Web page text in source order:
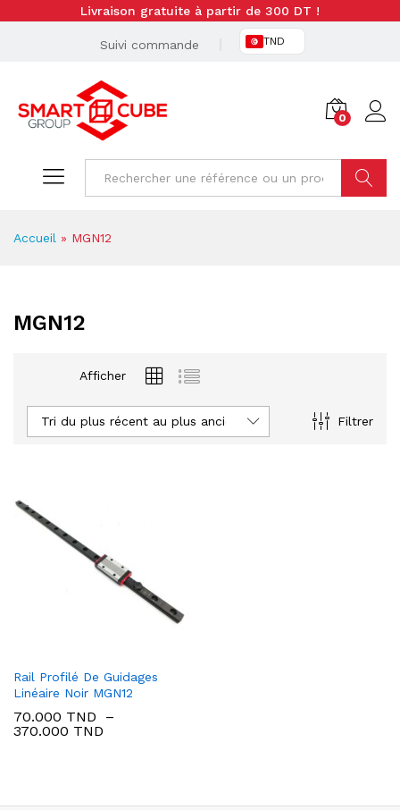
Livraison gratuite à partir de 300 DT !
Suivi commande TND
0
Accueil » MGN12
MGN12
Afficher
Filtrer
Tri du plus récent au plus ancien
Rail Profilé De Guidages
Linéaire Noir MGN12
70.000 TND
–
370.000 TND